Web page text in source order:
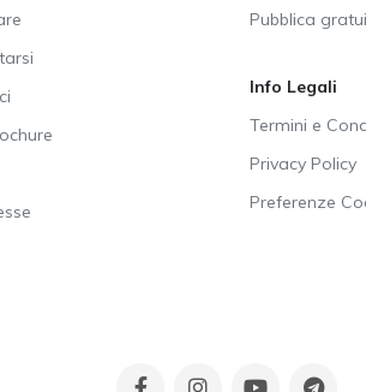
Pubblica
Info Legali
Termini e
Privacy Policy
Preferenze